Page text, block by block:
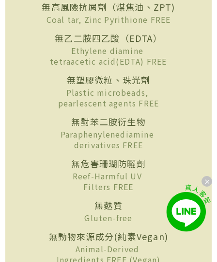
無高風險抗屑劑（煤焦油、ZPT)
Coal tar, Zinc Pyrithione FREE
無乙二胺四乙酸（EDTA）
Ethylene diamine
tetraacetic acid(EDTA) FREE
無塑膠微粒、珠光劑
Plastic microbeads,
pearlescent agents FREE
無對苯二胺衍生物
Paraphenylenediamine
derivatives FREE
無危害珊瑚防曬劑
Reef-Harmful UV
Filters FREE
無麩質
Gluten-free
無動物來源成分(純素Vegan)
Animal-Derived